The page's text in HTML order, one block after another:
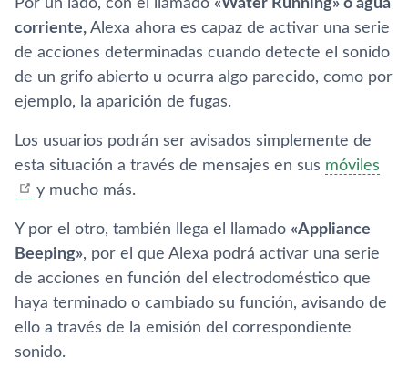
Por un lado, con el llamado «Water Running» o agua
corriente, Alexa ahora es capaz de activar una serie
de acciones determinadas cuando detecte el sonido
de un grifo abierto u ocurra algo parecido, como por
ejemplo, la aparición de fugas.
Los usuarios podrán ser avisados simplemente de
esta situación a través de mensajes en sus móviles
y mucho más.
Y por el otro, también llega el llamado «Appliance
Beeping», por el que Alexa podrá activar una serie
de acciones en función del electrodoméstico que
haya terminado o cambiado su función, avisando de
ello a través de la emisión del correspondiente
sonido.